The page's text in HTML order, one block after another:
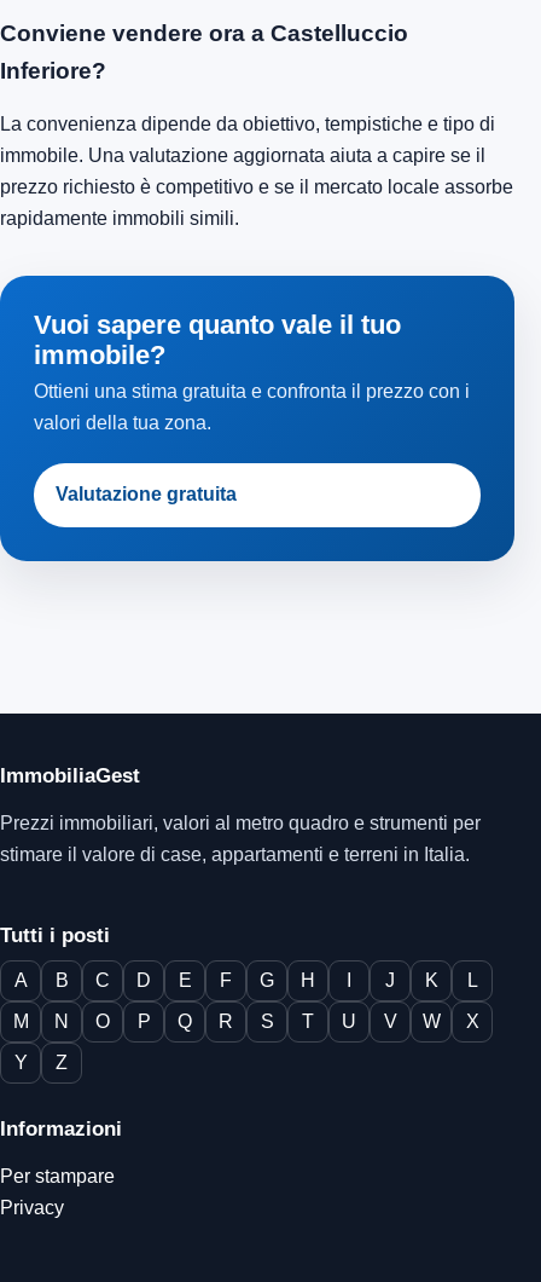
Conviene vendere ora a Castelluccio
Inferiore?
La convenienza dipende da obiettivo, tempistiche e tipo di
immobile. Una valutazione aggiornata aiuta a capire se il
prezzo richiesto è competitivo e se il mercato locale assorbe
rapidamente immobili simili.
Vuoi sapere quanto vale il tuo
immobile?
Ottieni una stima gratuita e confronta il prezzo con i
valori della tua zona.
Valutazione gratuita
ImmobiliaGest
Prezzi immobiliari, valori al metro quadro e strumenti per
stimare il valore di case, appartamenti e terreni in Italia.
Tutti i posti
A B C D E F G H J K
L
M
N O P Q R S T U V W
X
Y
Z
Informazioni
Per stampare
Privacy